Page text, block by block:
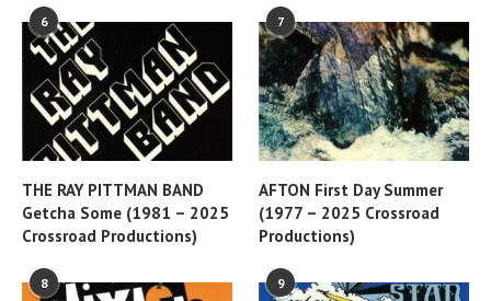
6
THE RAY PITTMAN BAND
Getcha Some (1981 – 2025
Crossroad Productions)
7
AFTON First Day Summer
(1977 – 2025 Crossroad
Productions)
8 9